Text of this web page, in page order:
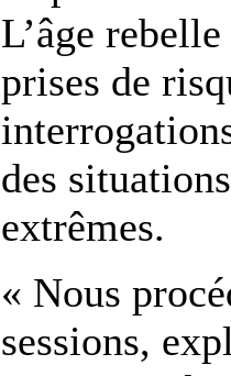
L’âge
prises de
des
extrêmes.
« Nous
sessions,